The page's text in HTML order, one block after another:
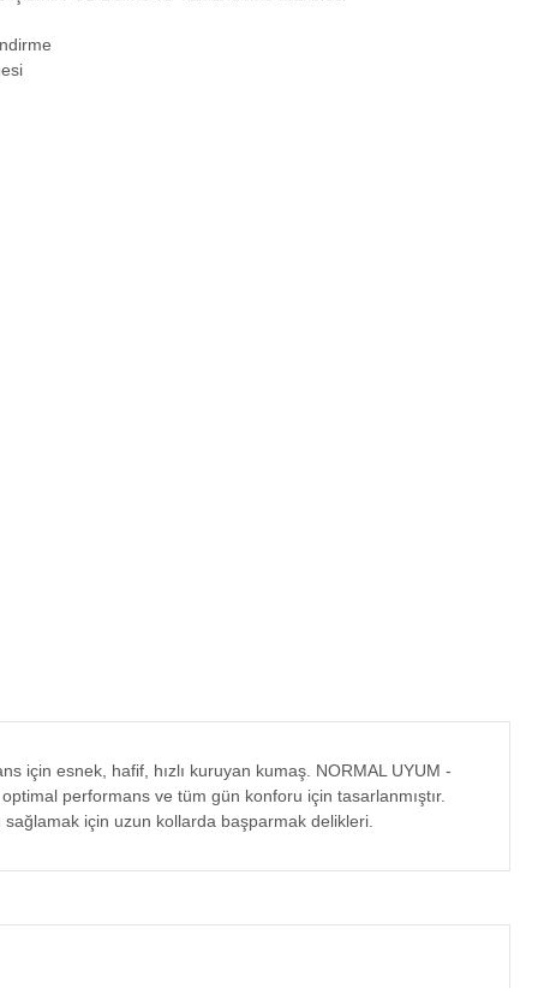
için esnek, hafif, hızlı kuruyan kumaş. NORMAL UYUM -
performans ve tüm gün konforu için tasarlanmıştır.
sağlamak için uzun kollarda başparmak delikleri.